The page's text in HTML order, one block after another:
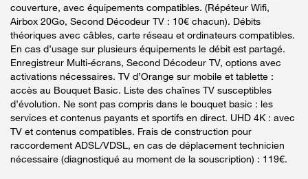
couverture, avec équipements compatibles. (Répéteur Wifi,
Airbox 20Go, Second Décodeur TV : 10€ chacun). Débits
théoriques avec câbles, carte réseau et ordinateurs compatibles.
En cas d’usage sur plusieurs équipements le débit est partagé.
Enregistreur Multi-écrans, Second Décodeur TV, options avec
activations nécessaires. TV d’Orange sur mobile et tablette :
accès au Bouquet Basic. Liste des chaînes TV susceptibles
d’évolution. Ne sont pas compris dans le bouquet basic : les
services et contenus payants et sportifs en direct. UHD 4K : avec
TV et contenus compatibles. Frais de construction pour
raccordement ADSL/VDSL, en cas de déplacement technicien
nécessaire (diagnostiqué au moment de la souscription) : 119€.